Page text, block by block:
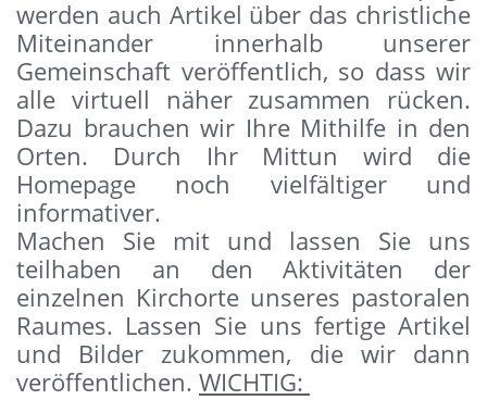
werden auch Artikel über das christliche
Miteinander innerhalb unserer
Gemeinschaft veröffentlich, so dass wir
alle virtuell näher zusammen rücken.
Dazu brauchen wir Ihre Mithilfe in den
Orten. Durch Ihr Mittun wird die
Homepage noch vielfältiger und
informativer.
Machen Sie mit und lassen Sie uns
teilhaben an den Aktivitäten der
einzelnen Kirchorte unseres pastoralen
Raumes. Lassen Sie uns fertige Artikel
und Bilder zukommen, die wir dann
veröffentlichen. WICHTIG: